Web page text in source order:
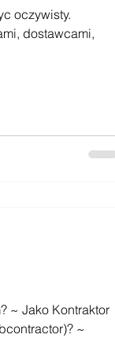
oczywisty.
dostawcami,
~ Jako Kontraktor
~